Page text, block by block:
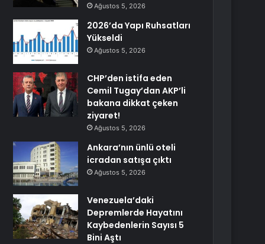
Ağustos 5, 2026
2026’da Yapı Ruhsatları
Yükseldi
Ağustos 5, 2026
CHP’den istifa eden
Cemil Tugay’dan AKP’li
bakana dikkat çeken
ziyaret!
Ağustos 5, 2026
Ankara’nın ünlü oteli
icradan satışa çıktı
Ağustos 5, 2026
Venezuela’daki
Depremlerde Hayatını
Kaybedenlerin Sayısı 5
Bini Aştı